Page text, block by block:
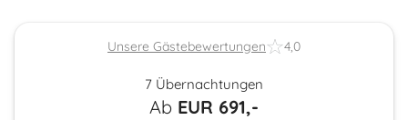
Unsere Gästebewertungen 4,0
7 Übernachtungen
Ab EUR 691,-